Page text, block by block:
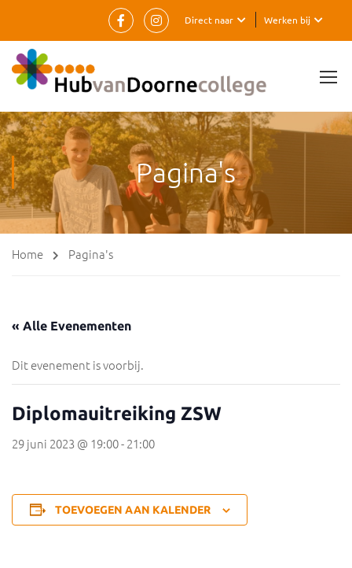
Werken bij
Direct naar
Pagina's
Home Pagina's
« Alle Evenementen
Dit evenement is voorbij.
Diplomauitreiking ZSW
29 juni 2023 @ 19:00-21:00
TOEVOEGEN AAN KALENDER